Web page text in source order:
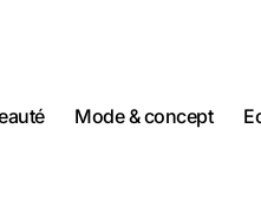
Mode & concept